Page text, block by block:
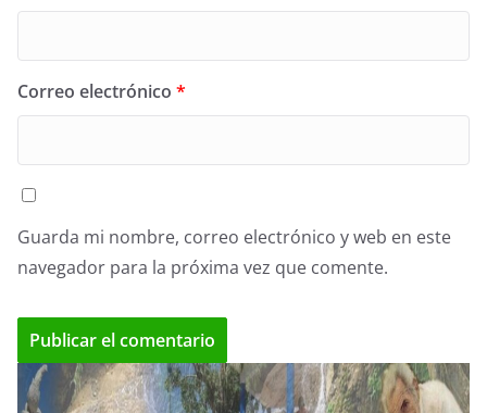
Correo electrónico *
Guarda mi nombre, correo electrónico y web en este
navegador para la próxima vez que comente.